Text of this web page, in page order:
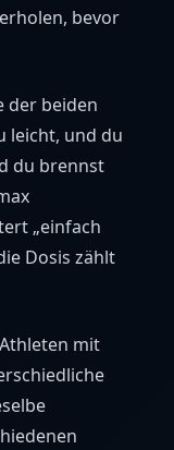
bevor
der beiden
leicht, und du
du brennst
„einfach
Dosis zählt
mit